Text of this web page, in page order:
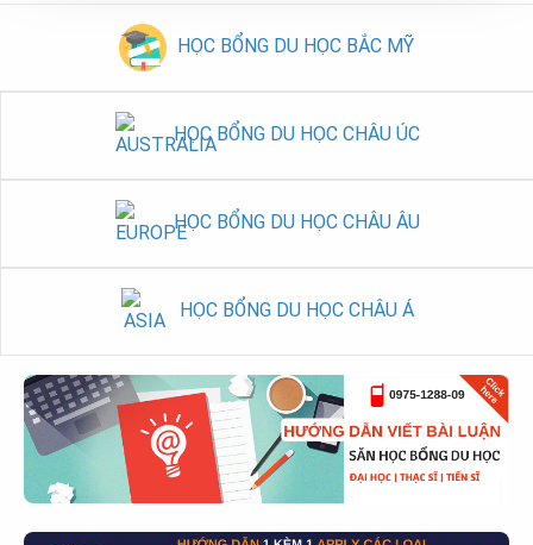
HỌC BỔNG DU HỌC BẮC MỸ
HỌC BỔNG DU HỌC CHÂU ÚC
HỌC BỔNG DU HỌC CHÂU ÂU
HỌC BỔNG DU HỌC CHÂU Á